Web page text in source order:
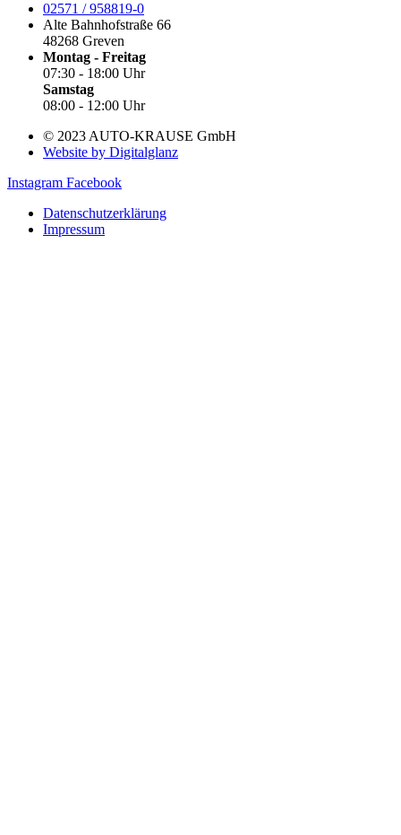
02571 / 958819-0
Alte Bahnhofstraße 66
48268 Greven
Montag - Freitag
07:30 - 18:00 Uhr
Samstag
08:00 - 12:00 Uhr
© 2023 AUTO-KRAUSE GmbH
Website by Digitalglanz
Instagram Facebook
Datenschutzerklärung
Impressum